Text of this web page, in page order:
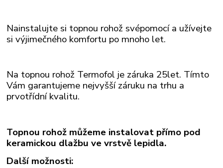
Nainstalujte si topnou rohož svépomocí a užívejte
si výjimečného komfortu po mnoho let.
Na topnou rohož Termofol je záruka 25let. Tímto
Vám garantujeme nejvyšší záruku na trhu a
prvotřídní kvalitu.
Topnou rohož můžeme instalovat přímo pod
keramickou dlažbu ve vrstvě lepidla.
Další možnosti: